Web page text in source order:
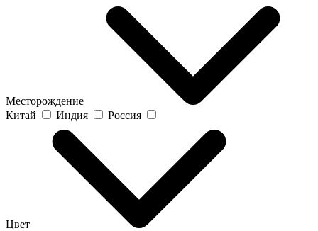
Месторождение
Китай
Индия Россия
Цвет